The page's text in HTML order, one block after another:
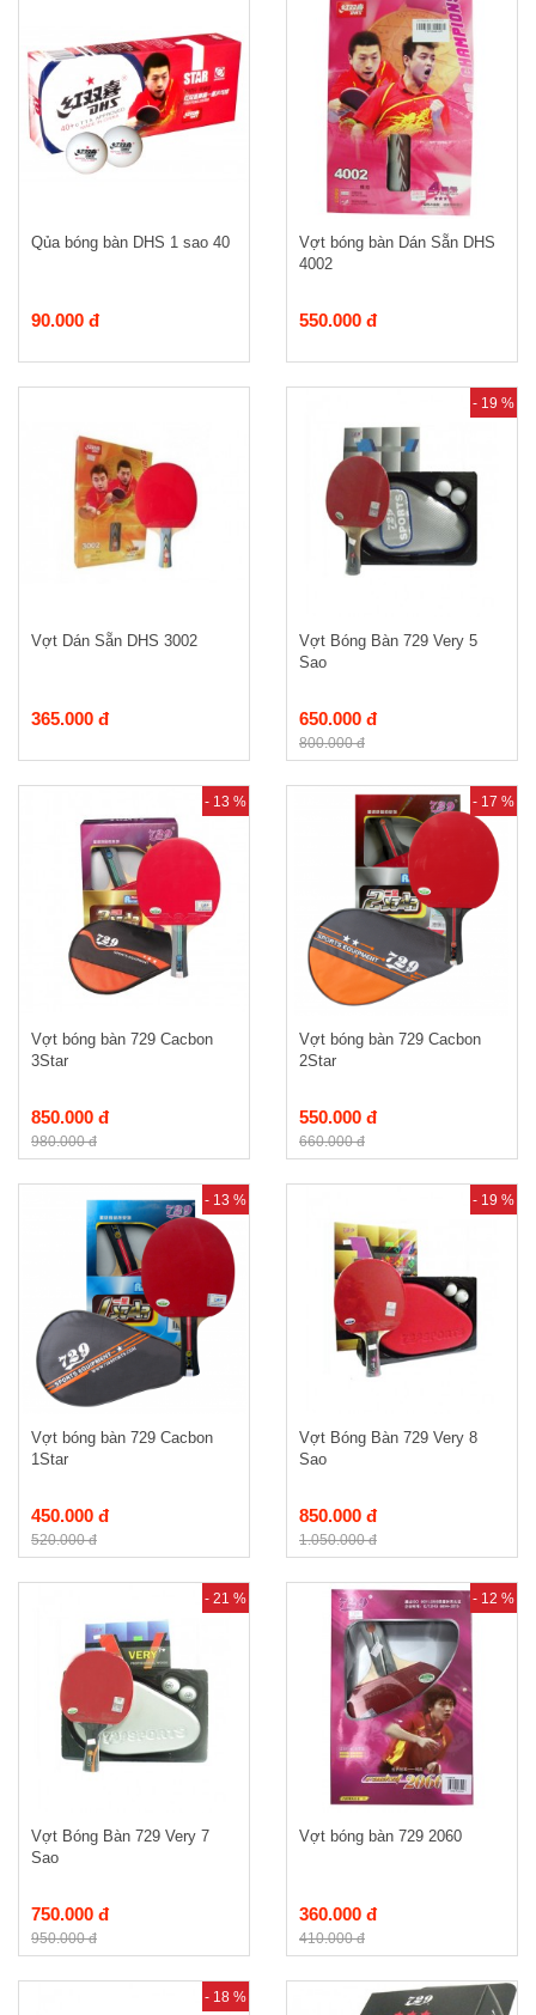
Qủa bóng bàn DHS 1 sao 40
90.000 đ
Vợt bóng bàn Dán Sẵn DHS
4002
550.000 đ
Vợt Dán Sẵn DHS 3002
365.000 đ
- 19 %
Vợt Bóng Bàn 729 Very 5
Sao
650.000 đ
800.000 đ
- 13 %
Vợt bóng bàn 729 Cacbon
3Star
850.000 đ
980.000 đ
- 17 %
Vợt bóng bàn 729 Cacbon
2Star
550.000 đ
660.000 đ
- 13 %
Vợt bóng bàn 729 Cacbon
1Star
450.000 đ
520.000 đ
- 19 %
Vợt Bóng Bàn 729 Very 8
Sao
850.000 đ
1.050.000 đ
- 21 %
Vợt Bóng Bàn 729 Very 7
Sao
750.000 đ
950.000 đ
- 12 %
Vợt bóng bàn 729 2060
360.000 đ
410.000 đ
- 18 %